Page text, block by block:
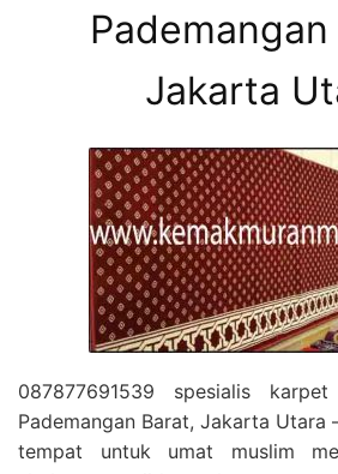
Jakarta
087877691539 spesialis
Pademangan Barat, Jakarta Utara
tempat untuk umat muslim